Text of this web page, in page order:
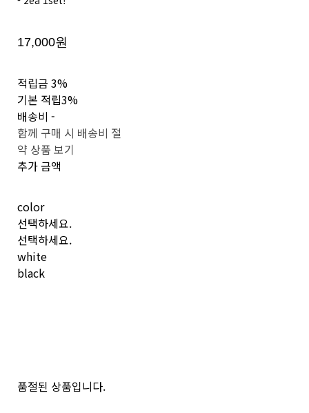
17,000원
적립금 3%
기본 적립3%
배송비-
함께 구매 시 배송비 절
약 상품 보기
추가 금액
color
선택하세요.
선택하세요.
white
black
품절된 상품입니다.